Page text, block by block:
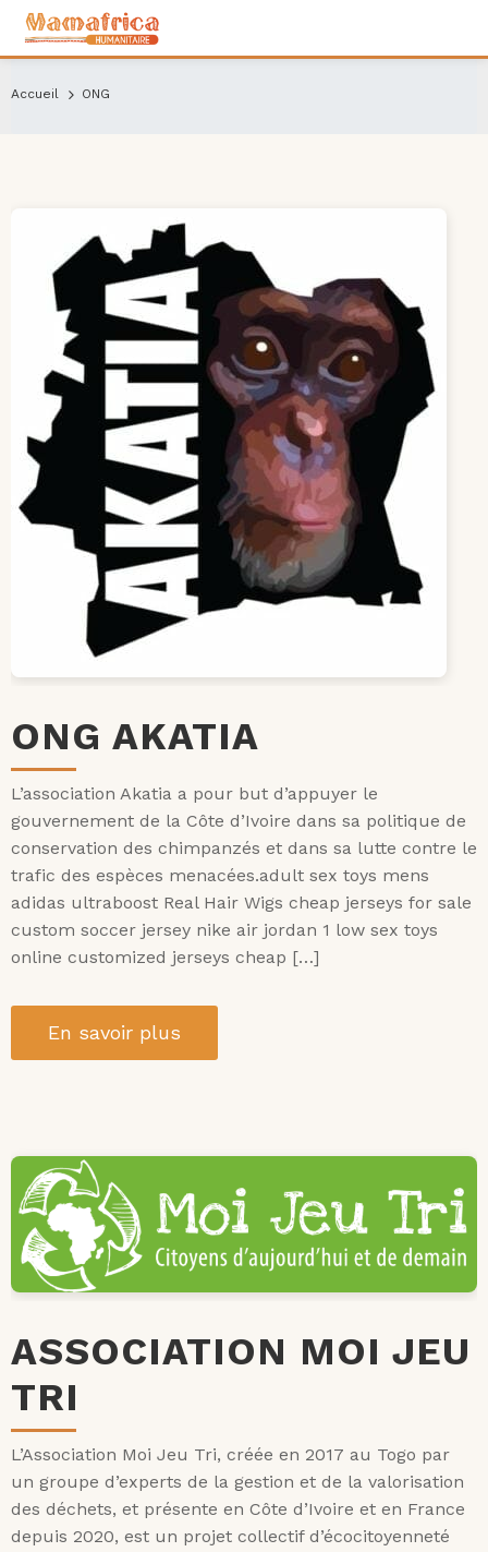
Accueil ONG
ONG AKATIA
L’association Akatia a pour but d’appuyer le
gouvernement de la Côte d’Ivoire dans sa politique de
conservation des chimpanzés et dans sa lutte contre le
trafic des espèces menacées.adult sex toys mens
adidas ultraboost Real Hair Wigs cheap jerseys for sale
custom soccer jersey nike air jordan 1 low sex toys
online customized jerseys cheap […]
En savoir plus
ASSOCIATION MOI JEU
TRI
L’Association Moi Jeu Tri, créée en 2017 au Togo par
un groupe d’experts de la gestion et de la valorisation
des déchets, et présente en Côte d’Ivoire et en France
depuis 2020, est un projet collectif d’écocitoyenneté